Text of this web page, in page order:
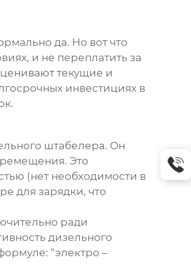
да. Но вот что
и не переплатить за
текущие и
инвестициях в
штабелера. Он
Это
(нет необходимости в
для зарядки, что
ради
дизельного
“электро –